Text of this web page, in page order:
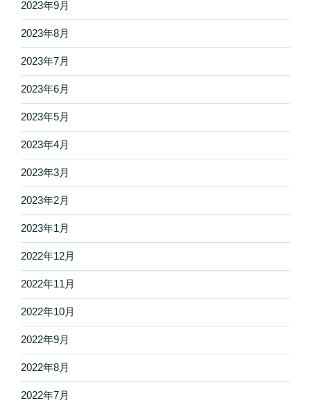
2023年9月
2023年8月
2023年7月
2023年6月
2023年5月
2023年4月
2023年3月
2023年2月
2023年1月
2022年12月
2022年11月
2022年10月
2022年9月
2022年8月
2022年7月